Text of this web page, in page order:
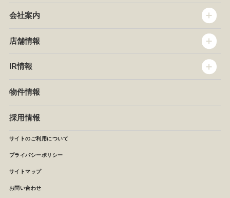
会社案内
企業情報
セントラルキッチン
NEWS
店舗情報
椿屋珈琲
イタリアンダイニングDONA
店舗検索
IR情報
IRニュース
月次報告
決算短信
株主の皆様へ
よくあるご質問 (株主優待制度)
物件情報
採用情報
サイトのご利用について
プライバシーポリシー
サイトマップ
お問い合わせ